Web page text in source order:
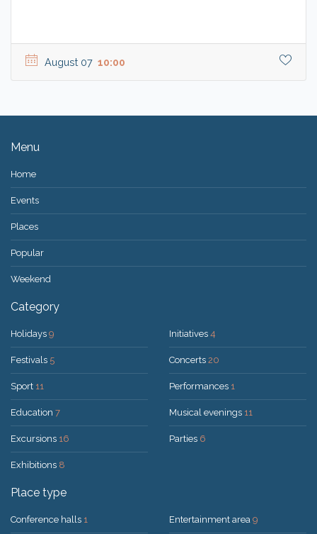
August 07 10:00
Menu
Home
Events
Places
Popular
Weekend
Category
Holidays 9
Festivals 5
Sport 11
Education 7
Excursions 16
Exhibitions 8
Initiatives 4
Concerts 20
Performances 1
Musical evenings 11
Parties 6
Place type
Conference halls 1 Entertainment area 9